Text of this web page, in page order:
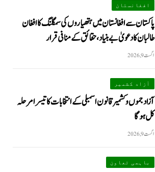
افغانستان
پاکستان سے افغانستان میں ہتھیاروں کی سمگلنگ کا افغان
طالبان کا دعویٰ بے بنیاد، حقائق کے منافی قرار
اگست 9, 2026
آزاد کشمیر
آزاد جموں و کشمیر قانون اسمبلی کے انتخابات کا تیسرا مرحلہ
کل ہوگا
اگست 9, 2026
باہمی تعاون